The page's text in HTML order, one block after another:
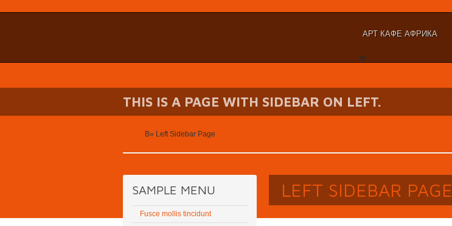
АРТ КАФЕ АФРИКА
nt
THIS IS A PAGE WITH SIDEBAR ON LEFT.
В» Left Sidebar Page
SAMPLE MENU
Fusce mollis tincidunt
LEFT SIDEBAR PAGE